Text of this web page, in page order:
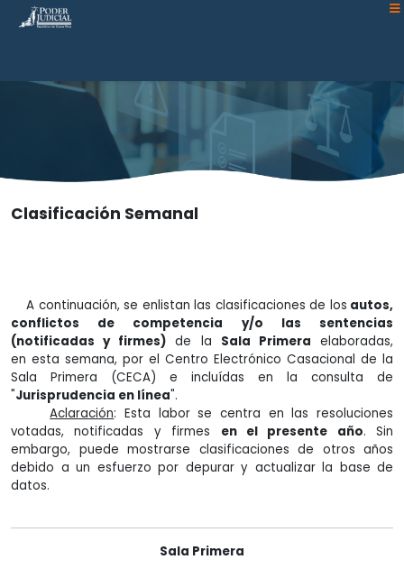
Atención:
Este
accesibilidad.
Clasificación Semanal
A continuación, se enlistan las clasificaciones de los autos,
conflictos de competencia y/o las sentencias
(notificadas y firmes) de la Sala Primera elaboradas,
en esta semana, por el Centro Electrónico Casacional de la
Sala Primera (CECA) e incluídas en la consulta de
"Jurisprudencia en línea".
Aclaración: Esta labor se centra en las resoluciones
votadas, notificadas y firmes en el presente año. Sin
embargo, puede mostrarse clasificaciones de otros años
debido a un esfuerzo por depurar y actualizar la base de
datos.
Sala Primera